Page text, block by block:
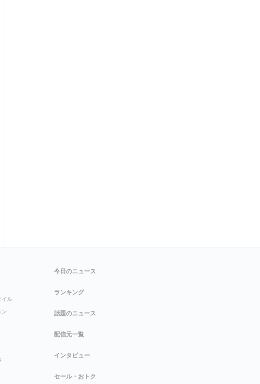
イル
ン
今日のニュース
ランキング
話題のニュース
配信元一覧
インタビュー
セール・おトク